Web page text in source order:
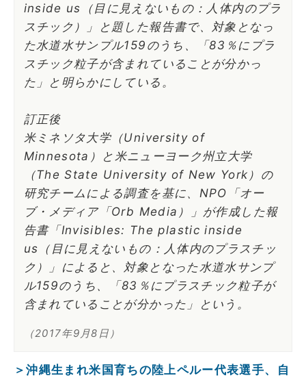
inside us（目に見えないもの：人体内のプラ
スチック）」と題した報告書で、対象となっ
た水道水サンプル159のうち、「83％にプラ
スチック粒子が含まれていることが分かっ
た」と明らかにしている。
訂正後
米ミネソタ大学（University of
Minnesota）と米ニューヨーク州立大学
（The State University of New York）の
研究チームによる調査を基に、NPO「オー
ブ・メディア「Orb Media）」が作成した報
告書「Invisibles: The plastic inside
us（目に見えないもの：人体内のプラスチッ
ク）」によると、対象となった水道水サンプ
ル159のうち、「83％にプラスチック粒子が
含まれていることが分かった」という。
（2017年9月8日）
＞沖縄生まれ米国育ちの陸上ペルー代表選手、自